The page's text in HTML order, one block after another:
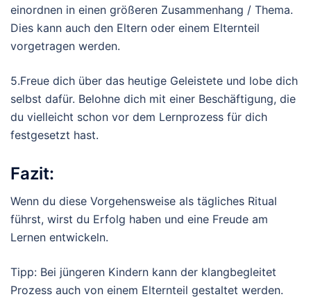
einordnen in einen größeren Zusammenhang / Thema.
Dies kann auch den Eltern oder einem Elternteil
vorgetragen werden.
5.Freue dich über das heutige Geleistete und lobe dich
selbst dafür. Belohne dich mit einer Beschäftigung, die
du vielleicht schon vor dem Lernprozess für dich
festgesetzt hast.
Fazit:
Wenn du diese Vorgehensweise als tägliches Ritual
führst, wirst du Erfolg haben und eine Freude am
Lernen entwickeln.
Tipp: Bei jüngeren Kindern kann der klangbegleitet
Prozess auch von einem Elternteil gestaltet werden.